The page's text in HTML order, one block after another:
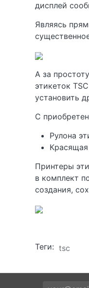
дисплей
Являясь
А за
этикеток
установить
С
Рулона
Принтеры
в комплект
создания,
Теги: tsc